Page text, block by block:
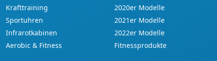
Krafttraining
Sportuhren
Infrarotkabinen
Aerobic & Fitness
2020er Modelle
2021er Modelle
2022er Modelle
Fitnessprodukte